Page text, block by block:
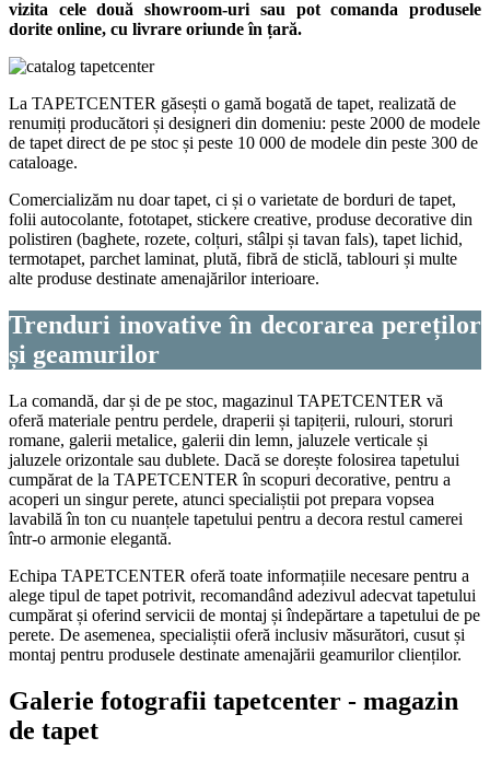
vizita cele două showroom-uri sau pot comanda produsele
dorite online, cu livrare oriunde în țară.
La TAPETCENTER găsești o gamă bogată de tapet, realizată de
renumiți producători și designeri din domeniu: peste 2000 de modele
de tapet direct de pe stoc și peste 10 000 de modele din peste 300 de
cataloage.
Comercializăm nu doar tapet, ci și o varietate de borduri de tapet,
folii autocolante, fototapet, stickere creative, produse decorative din
polistiren (baghete, rozete, colțuri, stâlpi și tavan fals), tapet lichid,
termotapet, parchet laminat, plută, fibră de sticlă, tablouri și multe
alte produse destinate amenajărilor interioare.
Trenduri inovative în decorarea pereților
și geamurilor
La comandă, dar și de pe stoc, magazinul TAPETCENTER vă
oferă materiale pentru perdele, draperii și tapițerii, rulouri, storuri
romane, galerii metalice, galerii din lemn, jaluzele verticale și
jaluzele orizontale sau dublete. Dacă se dorește folosirea tapetului
cumpărat de la TAPETCENTER în scopuri decorative, pentru a
acoperi un singur perete, atunci specialiștii pot prepara vopsea
lavabilă în ton cu nuanțele tapetului pentru a decora restul camerei
într-o armonie elegantă.
Echipa TAPETCENTER oferă toate informațiile necesare pentru a
alege tipul de tapet potrivit, recomandând adezivul adecvat tapetului
cumpărat și oferind servicii de montaj și îndepărtare a tapetului de pe
perete. De asemenea, specialiștii oferă inclusiv măsurători, cusut și
montaj pentru produsele destinate amenajării geamurilor clienților.
Galerie fotografii tapetcenter - magazin
de tapet